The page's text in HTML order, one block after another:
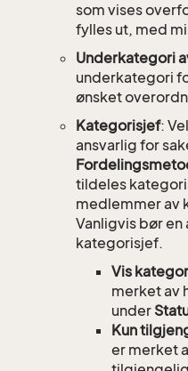
som vises
fylles ut, med
Underkategori
underkategori
ønsket
Kategorisjef:
ansvarlig for
tildeles
medlemmer av
Vanligvis bør en
kategorisjef.
Vis
merket av
under
Kun
er merket